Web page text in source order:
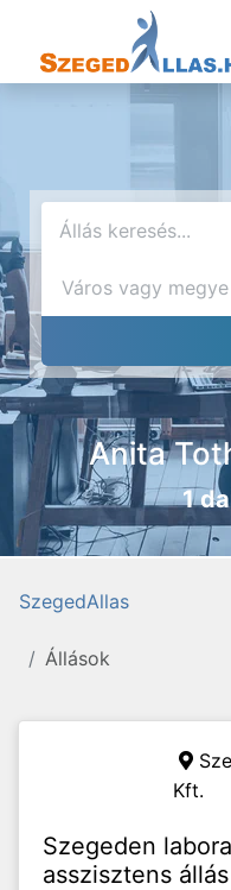
Anita
1
SzegedAllas
Állások
Kft.
Szegeden
asszisztens állás